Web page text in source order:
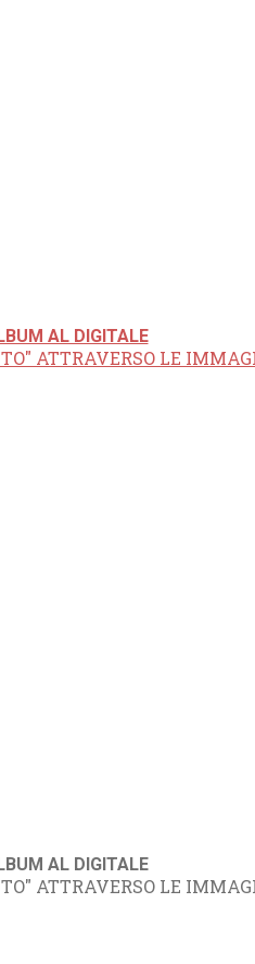
AL DIGITALE
ATTRAVERSO LE
AL DIGITALE
ATTRAVERSO LE